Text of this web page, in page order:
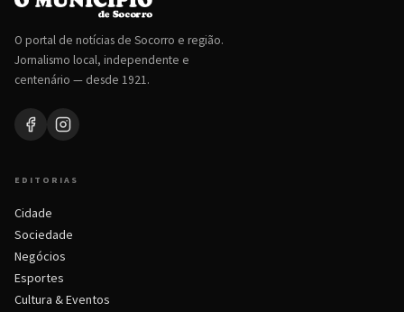
O portal de notícias de Socorro e região.
Jornalismo local, independente e
centenário — desde 1921.
EDITORIAS
Cidade
Sociedade
Negócios
Esportes
Cultura & Eventos